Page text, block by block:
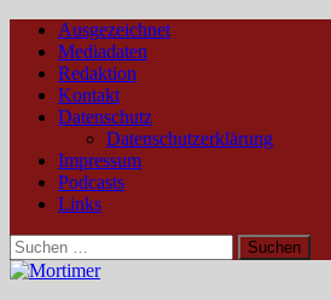
Ausgezeichnet
Mediadaten
Redaktion
Kontakt
Datenschutz
Datenschutzerklärung
Impressum
Podcasts
Links
Suchen
nach: